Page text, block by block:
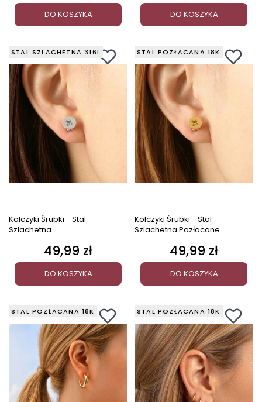
DO KOSZYKA DO KOSZYKA
STAL SZLACHETNA 316L
Kolczyki Śrubki - Stal
Szlachetna
Cena
49,99 zł
DO KOSZYKA
STAL POZŁACANA 18K
Kolczyki Śrubki - Stal
Szlachetna Pozłacane
Cena
49,99 zł
DO KOSZYKA
STAL POZŁACANA 18K STAL POZŁACANA 18K